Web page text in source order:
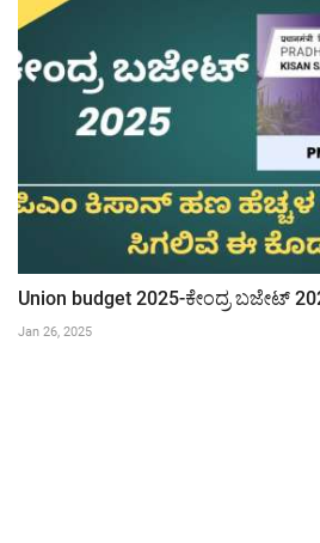
Union budget 2025-ಕೇಂದ್ರ ಬಜೇಟ್
Jan 26, 2025